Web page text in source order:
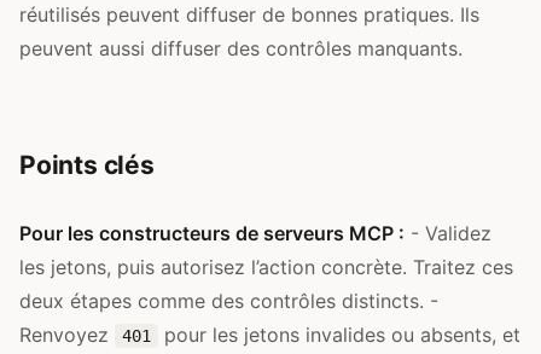
réutilisés peuvent diffuser de bonnes pratiques. Ils
peuvent aussi diffuser des contrôles manquants.
Points clés
Pour les constructeurs de serveurs MCP : - Validez
les jetons, puis autorisez l’action concrète. Traitez ces
deux étapes comme des contrôles distincts. -
Renvoyez
401 pour les jetons invalides ou absents, et